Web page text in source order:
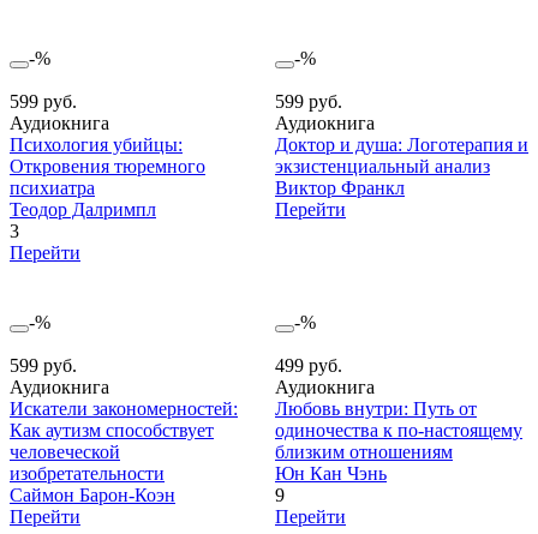
-%
599 руб.
Аудиокнига
Психология убийцы:
Откровения тюремного
психиатра
Теодор Далримпл
3
Перейти
-%
599 руб.
Аудиокнига
Доктор и душа: Логотерапия и
экзистенциальный анализ
Виктор Франкл
Перейти
-%
599 руб.
Аудиокнига
Искатели закономерностей:
Как аутизм способствует
человеческой
изобретательности
Саймон Барон-Коэн
Перейти
-%
499 руб.
Аудиокнига
Любовь внутри: Путь от
одиночества к по-настоящему
близким отношениям
Юн Кан Чэнь
9
Перейти